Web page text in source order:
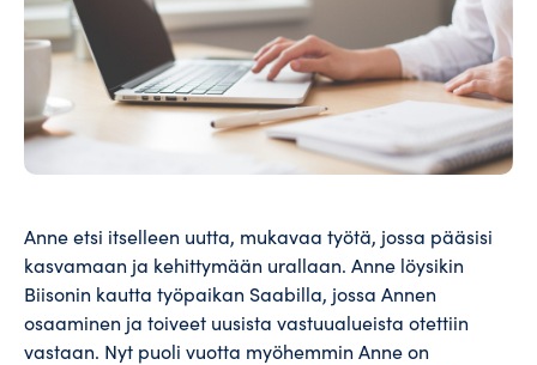
Anne etsi itselleen uutta, mukavaa työtä, jossa pääsisi
kasvamaan ja kehittymään urallaan. Anne löysikin
Biisonin kautta työpaikan Saabilla, jossa Annen
osaaminen ja toiveet uusista vastuualueista otettiin
vastaan. Nyt puoli vuotta myöhemmin Anne on